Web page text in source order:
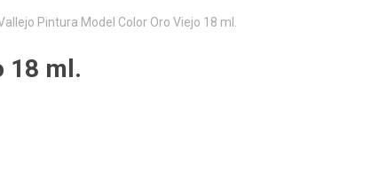
Pintura Model Color Oro Viejo 18 ml.
18 ml.